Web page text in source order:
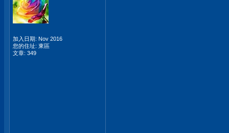
加入日期: Nov 2016
您的住址: 東區
文章: 349